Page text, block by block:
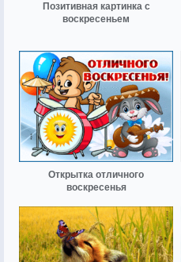
Позитивная картинка с
воскресеньем
Открытка отличного
воскресенья